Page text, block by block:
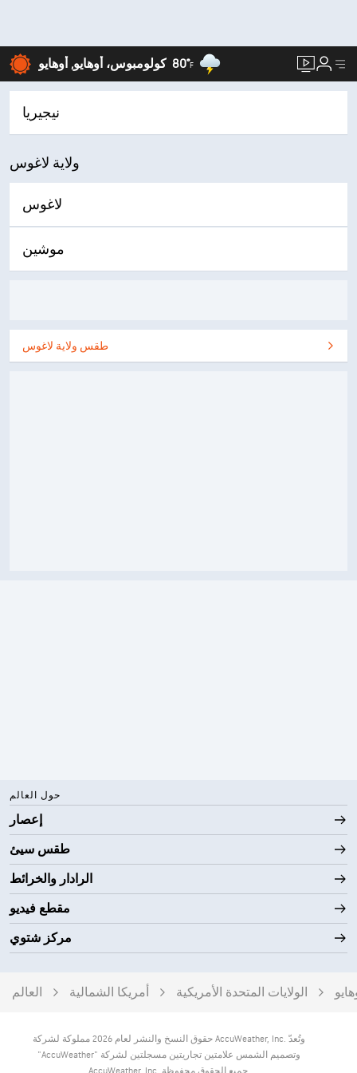
كولومبوس، أوهايو, أوهايو 80°F
نيجيريا
ولاية لاغوس
لاغوس
موشين
طقس ولاية لاغوس
حول العالم
إعصار
طقس سيئ
الرادار والخرائط
مقطع فيديو
مركز شتوي
العالم أمريكا الشمالية الولايات المتحدة الأمريكية
حقوق النسخ والنشر لعام 2026 مملوكة لشركة AccuWeather, Inc. وتُعدّ
"AccuWeather" وتصميم الشمس علامتين تجاريتين مسجلتين لشركة